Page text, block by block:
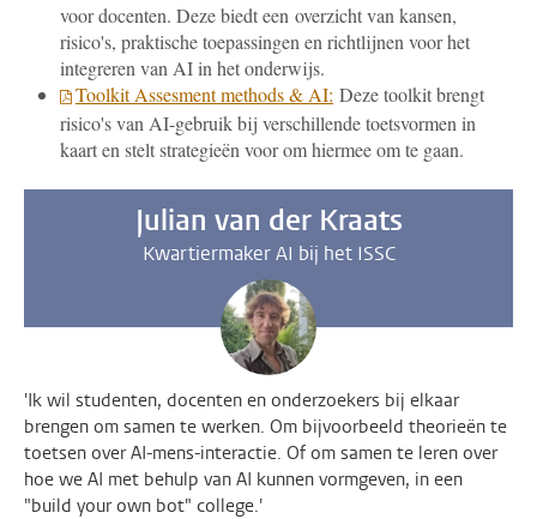
voor docenten. Deze biedt een overzicht van kansen,
risico's, praktische toepassingen en richtlijnen voor het
integreren van AI in het onderwijs.
Toolkit Assesment methods & AI: Deze toolkit brengt
risico's van AI-gebruik bij verschillende toetsvormen in
kaart en stelt strategieën voor om hiermee om te gaan.
Julian van der Kraats
Kwartiermaker AI bij het ISSC
'Ik wil studenten, docenten en onderzoekers bij elkaar
brengen om samen te werken. Om bijvoorbeeld theorieën te
toetsen over AI-mens-interactie. Of om samen te leren over
hoe we AI met behulp van AI kunnen vormgeven, in een
"build your own bot" college.'